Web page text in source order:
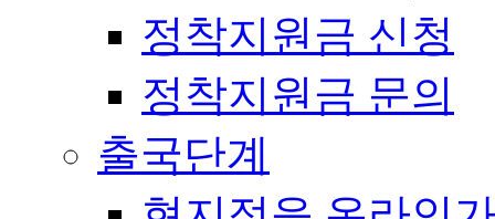
정착지원금 신청
정착지원금 문의
출국단계